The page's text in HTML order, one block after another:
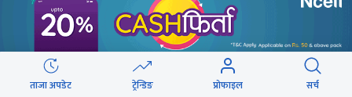
‘अस्थायी प्रकृतिको अध्यादेशले ऐनको
व्यवस्था विस्थापित गर्न सक्दैन’
ताजा अपडेट ट्रेन्डिङ प्रोफाइल सर्च